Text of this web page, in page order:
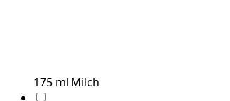
175 ml Milch